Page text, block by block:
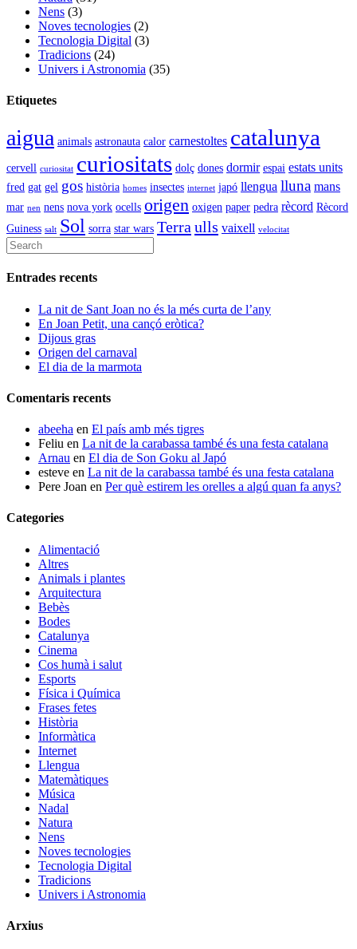
Nens (3)
Noves tecnologies (2)
Tecnologia Digital (3)
Tradicions (24)
Univers i Astronomia (35)
Etiquetes
aigua animals astronauta calor carnestoltes catalunya
cervell curiositat curiositats dolç dones dormir espai estats units
fred gat gel gos història homes insectes internet japó llengua lluna mans
mar nen nens nova york ocells origen oxigen paper pedra rècord Rècord
Guiness salt Sol sorra star wars Terra ulls vaixell velocitat
Entrades recents
La nit de Sant Joan no és la més curta de l’any
En Joan Petit, una cançó eròtica?
Dijous gras
Origen del carnaval
El dia de la marmota
Comentaris recents
abeeha en El país amb més tigres
Feliu en La nit de la carabassa també és una festa catalana
Arnau en El dia de Son Goku al Japó
esteve en La nit de la carabassa també és una festa catalana
Pere Joan en Per què estirem les orelles a algú quan fa anys?
Categories
Alimentació
Altres
Animals i plantes
Arquitectura
Bebès
Bodes
Catalunya
Cinema
Cos humà i salut
Esports
Física i Química
Frases fetes
Història
Informàtica
Internet
Llengua
Matemàtiques
Música
Nadal
Natura
Nens
Noves tecnologies
Tecnologia Digital
Tradicions
Univers i Astronomia
Arxius